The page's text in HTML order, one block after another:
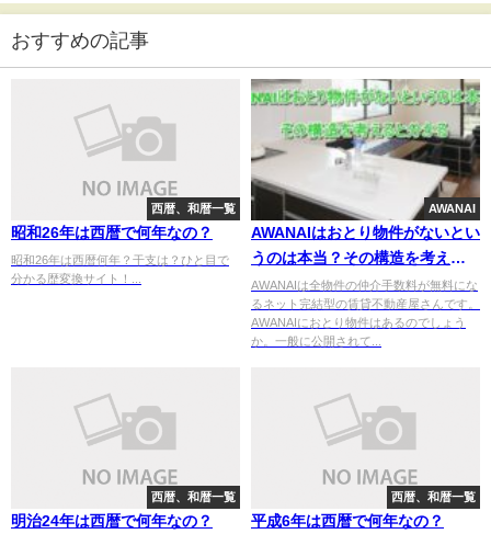
おすすめの記事
西暦、和暦一覧
昭和26年は西暦で何年なの？
昭和26年は西暦何年？干支は？ひと目で
分かる歴変換サイト！...
AWANAI
AWANAIはおとり物件がないとい
うのは本当？その構造を考える
と分かる
AWANAIは全物件の仲介手数料が無料にな
るネット完結型の賃貸不動産屋さんです。
AWANAIにおとり物件はあるのでしょう
か。一般に公開されて...
西暦、和暦一覧
明治24年は西暦で何年なの？
西暦、和暦一覧
平成6年は西暦で何年なの？